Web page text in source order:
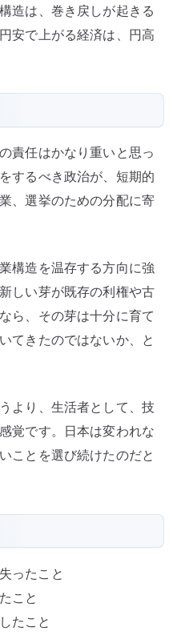
造は、巻き戻しが起きる
安で上がる経済は、円高
責任はかなり重いと思っ
するべき政治が、短期的
、選挙のための分配に寄
構造を温存する方向に強
しい芽が既存の利権や古
ら、その芽は十分に育て
てきたのではないか、と
より、生活者として、技
覚です。日本は変われな
ことを選び続けたのだと
ったこと
こと
たこと